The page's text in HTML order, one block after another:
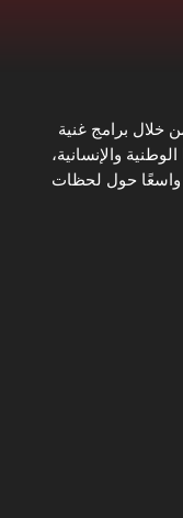
خلال برامج غنية
والإنسانية،
واسعًا حول لحظات